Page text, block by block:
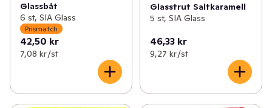
Glassbåt
6 st, SIA Glass
Prismatch
42,50 kr
7,08 kr /st
Glasstrut Saltkaramell
5 st, SIA Glass
46,33 kr
9,27 kr /st